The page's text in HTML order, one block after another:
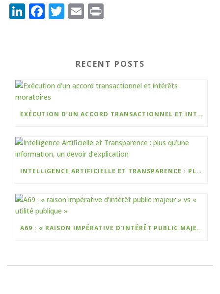
Li
n
F
o
o
k
T
te
E
l t
RECENT POSTS
EXÉCUTION D’UN ACCORD TRANSACTIONNEL ET INTÉRÊTS MORATOIRES
INTELLIGENCE ARTIFICIELLE ET TRANSPARENCE : PLUS QU’UNE INFORMATION, UN DEVOIR D’EXPLICATION
A69 : « RAISON IMPÉRATIVE D’INTÉRÊT PUBLIC MAJEUR » VS « UTILITÉ PUBLIQUE »